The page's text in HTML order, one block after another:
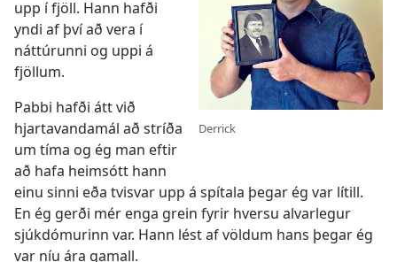
Derrick
upp í fjöll. Hann hafði
yndi af því að vera í
náttúrunni og uppi á
fjöllum.
Pabbi hafði átt við
hjartavandamál að stríða
um tíma og ég man eftir
að hafa heimsótt hann
einu sinni eða tvisvar upp á spítala þegar ég var lítill.
En ég gerði mér enga grein fyrir hversu alvarlegur
sjúkdómurinn var. Hann lést af völdum hans þegar ég
var níu ára gamall.